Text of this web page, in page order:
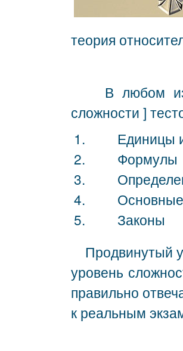
теория
В любом из
сложности ]
Единицы
Формулы
Основные
Законы
Продвинутый
уровень
правильно
к реальным